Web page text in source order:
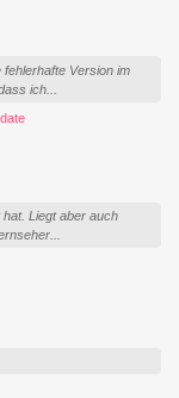
Version im
ich...
Liegt aber auch